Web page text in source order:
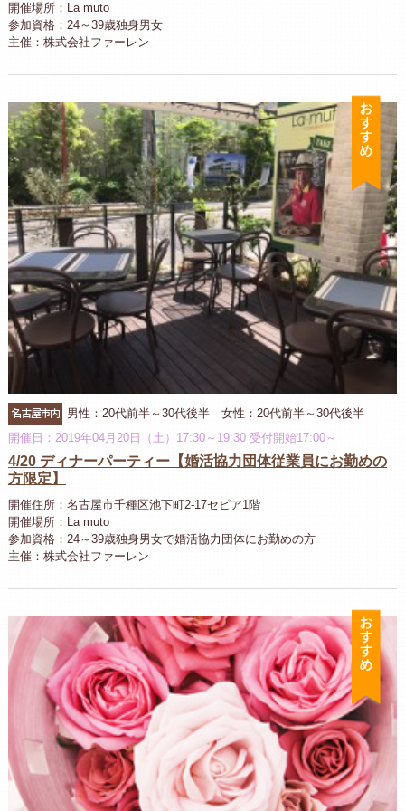
開催場所：La muto
参加資格：24～39歳独身男女
主催：株式会社ファーレン
お
名古屋市内
男性：20代前半～30代後半 女性：20代前半～30代後半
開催日：2019年04月20日（土）17:30～19:30 受付開始17:00～
4/20 ディナーパーティー【婚活協力団体従業員にお勤めの
方限定】
開催住所：名古屋市千種区池下町2-17セピア1階
開催場所：La muto
参加資格：24～39歳独身男女で婚活協力団体にお勤めの方
主催：株式会社ファーレン
お